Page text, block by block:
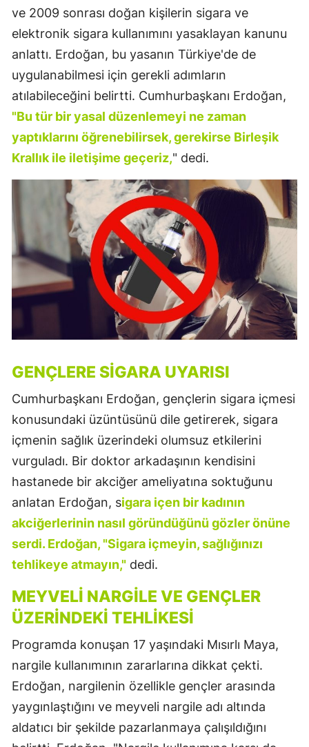
ve 2009 sonrası doğan kişilerin sigara ve
elektronik sigara kullanımını yasaklayan kanunu
anlattı. Erdoğan, bu yasanın Türkiye'de de
uygulanabilmesi için gerekli adımların
atılabileceğini belirtti. Cumhurbaşkanı Erdoğan,
"Bu tür bir yasal düzenlemeyi ne zaman
yaptıklarını öğrenebilirsek, gerekirse Birleşik
Krallık ile iletişime geçeriz," dedi.
GENÇLERE SIGARA UYARISI
Cumhurbaşkanı Erdoğan, gençlerin sigara içmesi
konusundaki üzüntüsünü dile getirerek, sigara
içmenin sağlık üzerindeki olumsuz etkilerini
vurguladı. Bir doktor arkadaşının kendisini
hastanede bir akciğer ameliyatına soktuğunu
anlatan Erdoğan, sigara içen bir kadının
akciğerlerinin nasıl göründüğünü gözler önüne
serdi. Erdoğan, "Sigara içmeyin, sağlığınızı
tehlikeye atmayın," dedi.
MEYVELI NARGILE VE GENÇLER
ÜZERINDEKI TEHLIKESI
Programda konuşan 17 yaşındaki Mısırlı Maya,
nargile kullanımının zararlarına dikkat çekti.
Erdoğan, nargilenin özellikle gençler arasında
yaygınlaştığını ve meyveli nargile adı altında
aldatıcı bir şekilde pazarlanmaya çalışıldığını